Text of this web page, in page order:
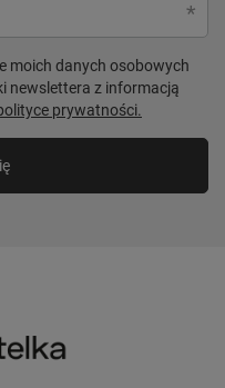
moich danych osobowych
newslettera z informacją
prywatności.